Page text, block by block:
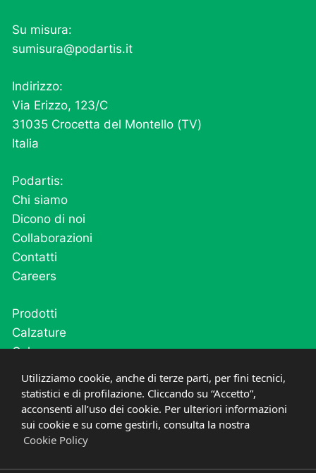
Su misura:
sumisura@podartis.it
Indirizzo:
Via Erizzo, 123/C
31035 Crocetta del Montello (TV)
Italia
Podartis:
Chi siamo
Dicono di noi
Collaborazioni
Contatti
Careers
Prodotti
Calzature
Calze
Cutivel
Plantari
Post operatorio e fase acuta
03669600268 CREDITS
Utilizziamo cookie, anche di terze parti, per fini tecnici,
statistici e di profilazione. Cliccando su “Accetto”,
acconsenti all’uso dei cookie. Per ulteriori informazioni
sui cookie e su come gestirli, consulta la nostra
Cookie Policy